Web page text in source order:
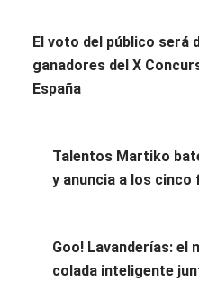
El voto del público será
ganadores del X
España
Talentos Martiko
y anuncia a los cinco
Goo! Lavanderías: el
colada inteligente